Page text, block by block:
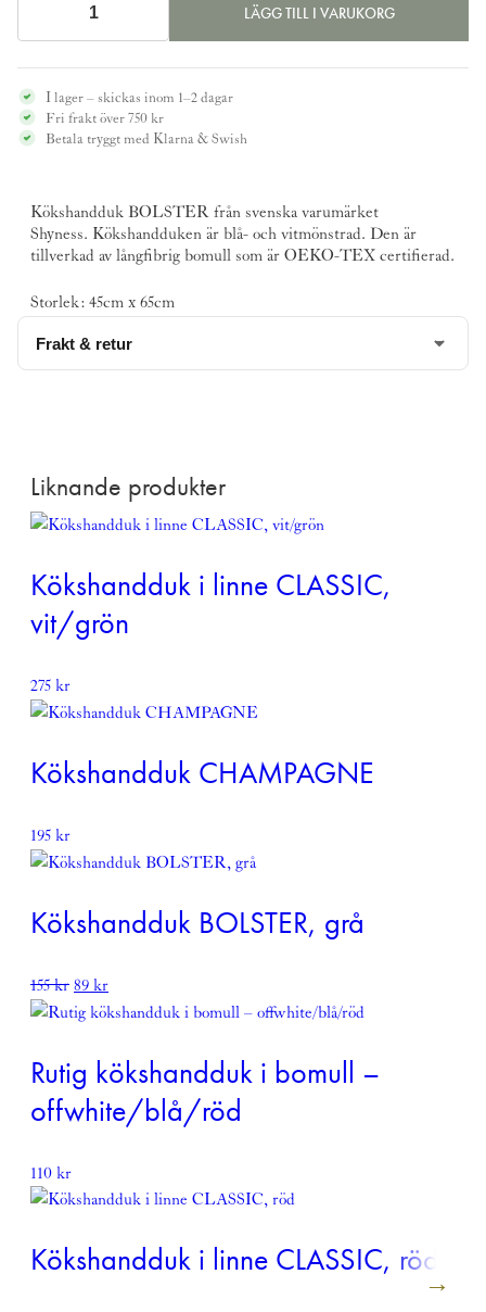
145 kr.
Kökshandduk
BOLSTER,
blå
mängd
LÄGG TILL I VARUKORG
I lager – skickas inom 1–2 dagar
Fri frakt över 750 kr
Betala tryggt med Klarna & Swish
Kökshandduk BOLSTER från svenska varumärket
Shyness. Kökshandduken är blå- och vitmönstrad. Den är
tillverkad av långfibrig bomull som är OEKO-TEX certifierad.
Storlek: 45cm x 65cm
Frakt & retur
Liknande produkter
Kökshandduk i linne CLASSIC,
vit/grön
275kr
Kökshandduk CHAMPAGNE
195kr
Kökshandduk BOLSTER, grå
155krDet
ursprungliga
priset
var:
155 kr.
89krDet
nuvarande
89 kr.
Rutig kökshandduk i bomull –
offwhite/blå/röd
110kr
Kökshandduk i linne CLASSIC, röd